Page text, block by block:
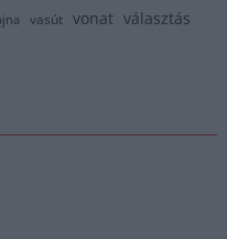
vasút vonat választás